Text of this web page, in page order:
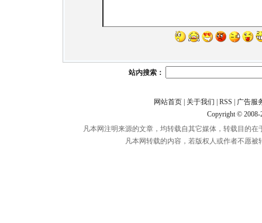
站内搜索：
网站首页| 关于我们 RSS
广告服
Copyright ©
凡本网注明来源的文章，均转载自其它媒体，转载目的
凡本网转载的内容，若版权人或作者不愿